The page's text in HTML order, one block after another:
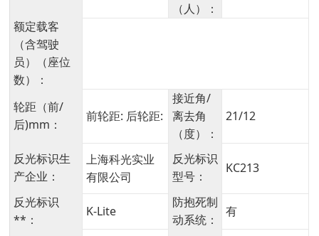
（人）：
额定载客
（含驾驶
员）（座位
数）：
轮距（前/
后)mm：
前轮距: 后轮距:
接近角/
离去角
（度）：
21/12
反光标识生
产企业：
上海科光实业
有限公司
反光标识
型号：
KC213
反光标识
**：
K-Lite
防抱死制
动系统：
有